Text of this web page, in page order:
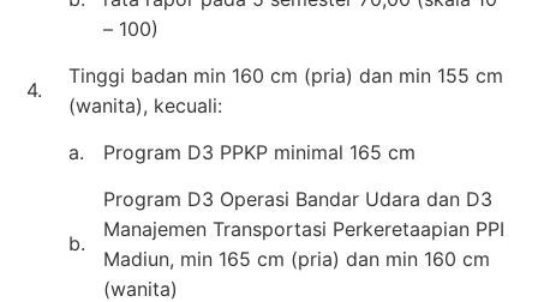
– 100)
4.
Tinggi badan min 160 cm (pria) dan min 155 cm
(wanita), kecuali:
a.
Program D3 PPKP minimal 165 cm
b.
Program D3 Operasi Bandar Udara dan D3
Manajemen Transportasi Perkeretaapian PPI
Madiun, min 165 cm (pria) dan min 160 cm
(wanita)